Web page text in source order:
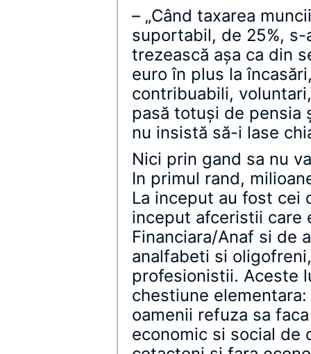
– „Când taxarea
suportabil, de 25%,
trezească așa ca din
euro în plus la
contribuabili,
pasă totuși de pensia
nu insistă să-i lase
Nici prin gand sa nu
In primul rand,
La inceput au fost cei
inceput afceristii care
Financiara/Anaf si de
analfabeti si
profesionistii. Aceste
chestiune
oamenii refuza sa
economic si social de